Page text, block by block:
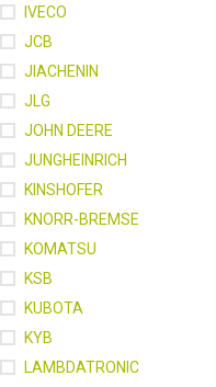
IVECO
JCB
JIACHENIN
JLG
JOHN DEERE
JUNGHEINRICH
KINSHOFER
KNORR-BREMSE
KOMATSU
KSB
KUBOTA
KYB
LAMBDATRONIC